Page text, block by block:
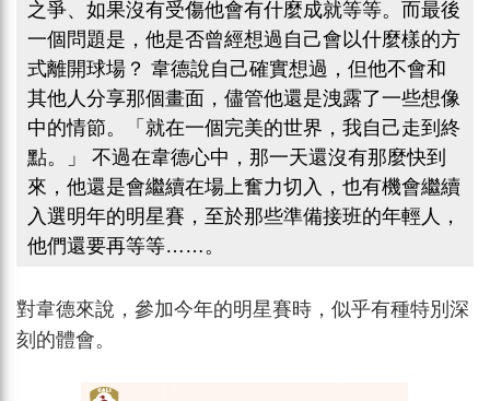
之爭、如果沒有受傷他會有什麼成就等等。而最後
一個問題是，他是否曾經想過自己會以什麼樣的方
式離開球場？ 韋德說自己確實想過，但他不會和
其他人分享那個畫面，儘管他還是洩露了一些想像
中的情節。「就在一個完美的世界，我自己走到終
點。」 不過在韋德心中，那一天還沒有那麼快到
來，他還是會繼續在場上奮力切入，也有機會繼續
入選明年的明星賽，至於那些準備接班的年輕人，
他們還要再等等……。
對韋德來說，參加今年的明星賽時，似乎有種特別深
刻的體會。